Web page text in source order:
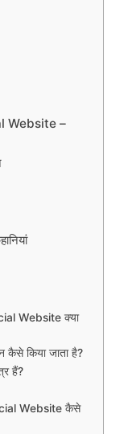
Website –
Website क्या
कैसे किया जाता है?
हैं?
Website कैसे